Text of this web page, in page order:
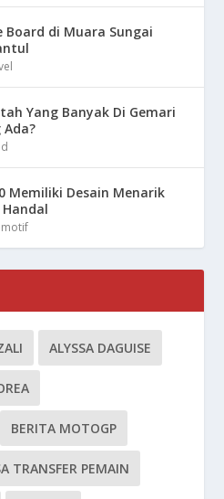
Board di Muara Sungai
Yang Banyak Di Gemari
Memiliki Desain Menarik
ALYSSA DAGUISE
BERITA MOTOGP
TRANSFER PEMAIN